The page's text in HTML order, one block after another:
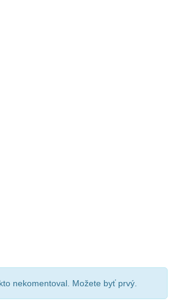
nekomentoval. Možete byť prvý.